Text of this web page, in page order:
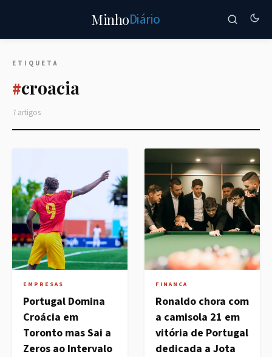
MinhoDiário
ETIQUETA
#croacia
7 artigos
EMPRESAS
Portugal Domina
Croácia em
Toronto mas Sai a
Zeros ao Intervalo
FINANCA
Ronaldo chora com
a camisola 21 em
vitória de Portugal
dedicada a Jota